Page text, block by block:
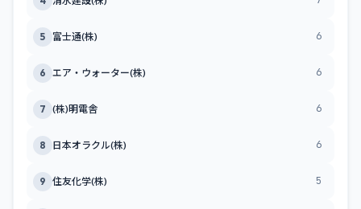
5 富士通(株) 6
6 エア・ウォーター(株) 6
7 (株)明電舎 6
8 日本オラクル(株) 6
9 住友化学(株) 5